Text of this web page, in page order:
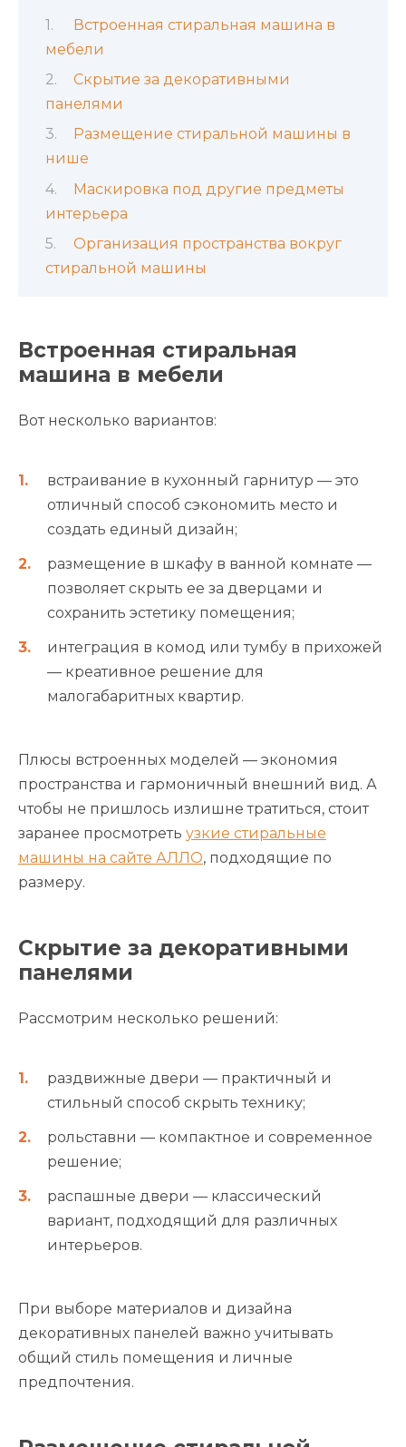
Встроенная стиральная машина в
мебели
Скрытие за декоративными
панелями
Размещение стиральной машины в
нише
Маскировка под другие предметы
интерьера
Организация пространства вокруг
стиральной машины
Встроенная стиральная
машина в мебели
Вот несколько вариантов:
встраивание в кухонный гарнитур — это
отличный способ сэкономить место и
создать единый дизайн;
размещение в шкафу в ванной комнате —
позволяет скрыть ее за дверцами и
сохранить эстетику помещения;
интеграция в комод или тумбу в прихожей
— креативное решение для
малогабаритных квартир.
Плюсы встроенных моделей — экономия
пространства и гармоничный внешний вид. А
чтобы не пришлось излишне тратиться, стоит
заранее просмотреть узкие стиральные
машины на сайте АЛЛО, подходящие по
размеру.
Скрытие за декоративными
панелями
Рассмотрим несколько решений:
раздвижные двери — практичный и
стильный способ скрыть технику;
рольставни — компактное и современное
решение;
распашные двери — классический
вариант, подходящий для различных
интерьеров.
При выборе материалов и дизайна
декоративных панелей важно учитывать
общий стиль помещения и личные
предпочтения.